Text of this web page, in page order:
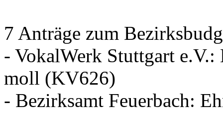
7 Anträge zum
- VokalWerk Stuttgart
moll (KV626)
- Bezirksamt Feuerbach: